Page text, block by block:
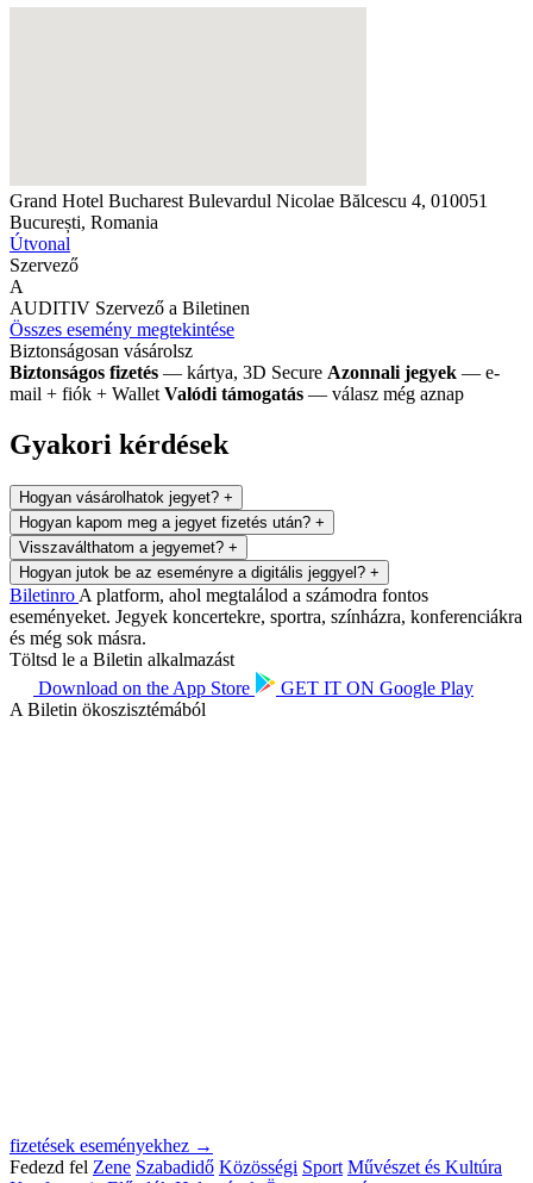
Grand Hotel Bucharest Bulevardul Nicolae Bălcescu 4, 010051
București, Romania
Útvonal
Szervező
A
AUDITIV Szervező a Biletinen
Összes esemény megtekintése
Biztonságosan vásárolsz
Biztonságos fizetés — kártya, 3D Secure Azonnali jegyek — e-
mail + fiók + Wallet Valódi támogatás — válasz még aznap
Gyakori kérdések
Hogyan vásárolhatok jegyet? +
Hogyan kapom meg a jegyet fizetés után? +
Visszaválthatom a jegyemet? +
Hogyan jutok be az eseményre a digitális jeggyel? +
Biletinro A platform, ahol megtalálod a számodra fontos
eseményeket. Jegyek koncertekre, sportra, színházra, konferenciákra
és még sok másra.
Töltsd le a Biletin alkalmazást
Download on the App Store GET IT ON Google Play
A Biletin ökoszisztémából
fizetések eseményekhez →
Fedezd fel Zene Szabadidő Közösségi Sport Művészet és Kultúra